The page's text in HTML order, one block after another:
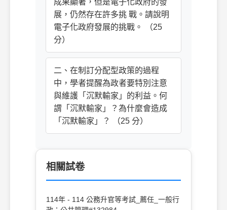
展，仍然存在許多挑 戰。請說明
電子化政府發展的挑戰。 （25
分）
二、在制訂分配型政策的過程
中，學者提醒為政者要特別注意
與維護「沉默輸家」的利益。何
謂「沉默輸家」？為什麼會造成
「沉默輸家」？ （25 分）
相關試卷
114年 - 114 公務升官等考試_薦任_一般行